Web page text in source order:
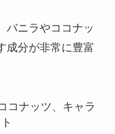
バニラやココナッ
成分が非常に豊富
コナッツ、キャラ